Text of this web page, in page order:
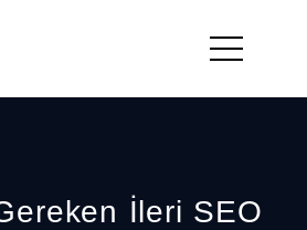
İleri SEO